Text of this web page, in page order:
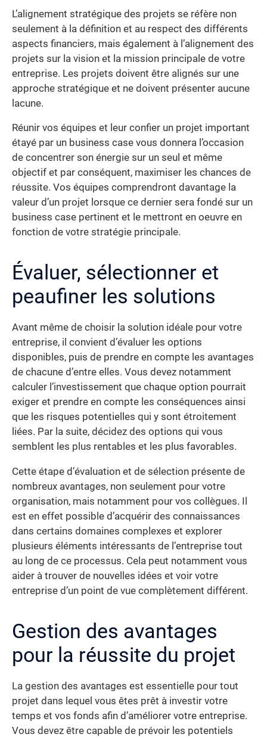
L’alignement stratégique des projets se réfère non
seulement à la définition et au respect des différents
aspects financiers, mais également à l’alignement des
projets sur la vision et la mission principale de votre
entreprise. Les projets doivent être alignés sur une
approche stratégique et ne doivent présenter aucune
lacune.
Réunir vos équipes et leur confier un projet important
étayé par un business case vous donnera l’occasion
de concentrer son énergie sur un seul et même
objectif et par conséquent, maximiser les chances de
réussite. Vos équipes comprendront davantage la
valeur d’un projet lorsque ce dernier sera fondé sur un
business case pertinent et le mettront en oeuvre en
fonction de votre stratégie principale.
Évaluer, sélectionner et
peaufiner les solutions
Avant même de choisir la solution idéale pour votre
entreprise, il convient d’évaluer les options
disponibles, puis de prendre en compte les avantages
de chacune d’entre elles. Vous devez notamment
calculer l’investissement que chaque option pourrait
exiger et prendre en compte les conséquences ainsi
que les risques potentielles qui y sont étroitement
liées. Par la suite, décidez des options qui vous
semblent les plus rentables et les plus favorables.
Cette étape d’évaluation et de sélection présente de
nombreux avantages, non seulement pour votre
organisation, mais notamment pour vos collègues. Il
est en effet possible d’acquérir des connaissances
dans certains domaines complexes et explorer
plusieurs éléments intéressants de l’entreprise tout
au long de ce processus. Cela peut notamment vous
aider à trouver de nouvelles idées et voir votre
entreprise d’un point de vue complètement différent.
Gestion des avantages
pour la réussite du projet
La gestion des avantages est essentielle pour tout
projet dans lequel vous êtes prêt à investir votre
temps et vos fonds afin d’améliorer votre entreprise.
Vous devez être capable de prévoir les potentiels